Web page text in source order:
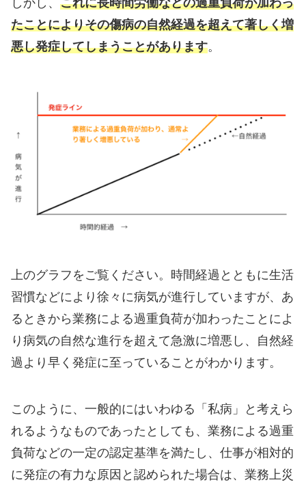
しかし、 これに長時間労働などの過重負荷が加わっ
たことによりその傷病の自然経過を超えて著しく増
悪し発症してしまうことがあります。
上のグラフをご覧ください。時間経過とともに生活
習慣などにより徐々に病気が進行していますが、あ
るときから業務による過重負荷が加わったことによ
り病気の自然な進行を超えて急激に増悪し、自然経
過より早く発症に至っていることがわかります。
このように、一般的にはいわゆる「私病」と考えら
れるようなものであったとしても、業務による過重
負荷などの一定の認定基準を満たし、仕事が相対的
に発症の有力な原因と認められた場合は、業務上災